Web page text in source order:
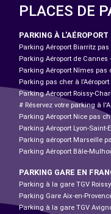
PLACES DE
PARKING À L'AÉROPORT
Parking Aéroport Biarritz pas
Parking Aéroport de
Parking Aéroport Nîmes pas
Parking pas cher à
Parking Aéroport Roissy-
# Réservez votre parking à
Parking Aéroport Nice pas
Parking Aéroport Lyon-Saint-
Parking aéroport Marseille
Parking Aéroport Bâle-
PARKING GARE EN
Parking à la gare TGV
Parking Gare Aix-en-
Parking à la gare TGV